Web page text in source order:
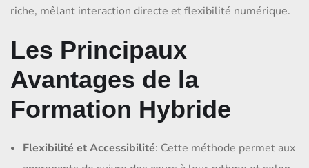
riche, mêlant interaction directe et flexibilité numérique.
Les Principaux
Avantages de la
Formation Hybride
Flexibilité et Accessibilité: Cette méthode permet aux